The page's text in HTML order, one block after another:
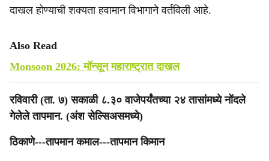
दाखल होण्याची शक्यता हवामान विभागाने वर्तविली आहे.
Also Read
Monsoon 2026: मॉन्सून महाराष्ट्रात दाखल
रविवारी (ता. ७) सकाळी ८.३० वाजेपर्यंतच्या २४ तासांमध्ये नोंदले
गेलेले तापमान. (अंश सेल्सिअसमध्ये)
‎ठिकाणे---तापमान कमाल---तापमान किमान